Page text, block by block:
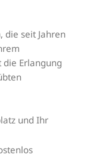
die seit Jahren
Erlangung
und Ihr